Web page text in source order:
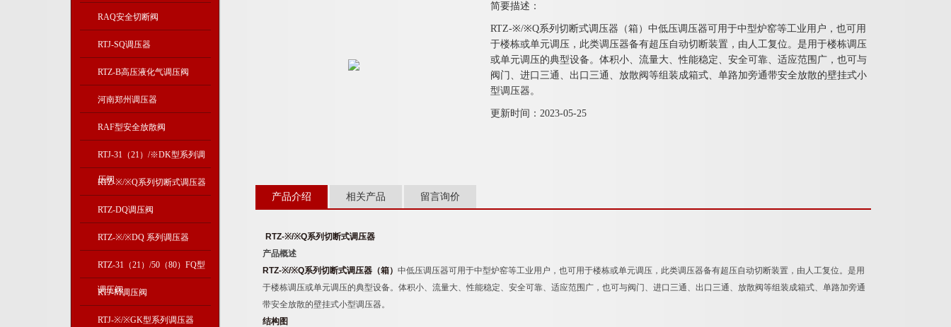
RAQ安全切断阀
RTJ-SQ调压器
RTZ-B高压液化气调压阀
河南郑州调压器
RAF型安全放散阀
RTJ-31（21）/※DK型系列调
压阀
RTZ-※/※Q系列切断式调压器
RTZ-DQ调压阀
RTZ-※/※DQ 系列调压器
RTZ-31（21）/50（80）FQ型
调压阀
RTJ-M调压阀
RTJ-※/※GK型系列调压器
简要描述：
RTZ-※/※Q系列切断式调压器（箱）中低压调压器可用于中型炉窑等工业用户，也可用
于楼栋或单元调压，此类调压器备有超压自动切断装置，由人工复位。是用于楼栋调压
或单元调压的典型设备。体积小、流量大、性能稳定、安全可靠、适应范围广，也可与
阀门、进口三通、出口三通、放散阀等组装成箱式、单路加旁通带安全放散的壁挂式小
型调压器。
更新时间：2023-05-25
产品介绍 相关产品 留言询价
RTZ-※/※Q系列切断式调压器
产品概述
RTZ-※/※Q系列切断式调压器 （箱） 中低压调压器可用于中型炉窑等工业用户，也可用于楼栋或单元调压，此类调压器备有超压自动切断装置，由人工复位。是用
于楼栋调压或单元调压的典型设备。体积小、流量大、性能稳定、安全可靠、适应范围广，也可与阀门、进口三通、出口三通、放散阀等组装成箱式、单路加旁通
带安全放散的壁挂式小型调压器。
结构图